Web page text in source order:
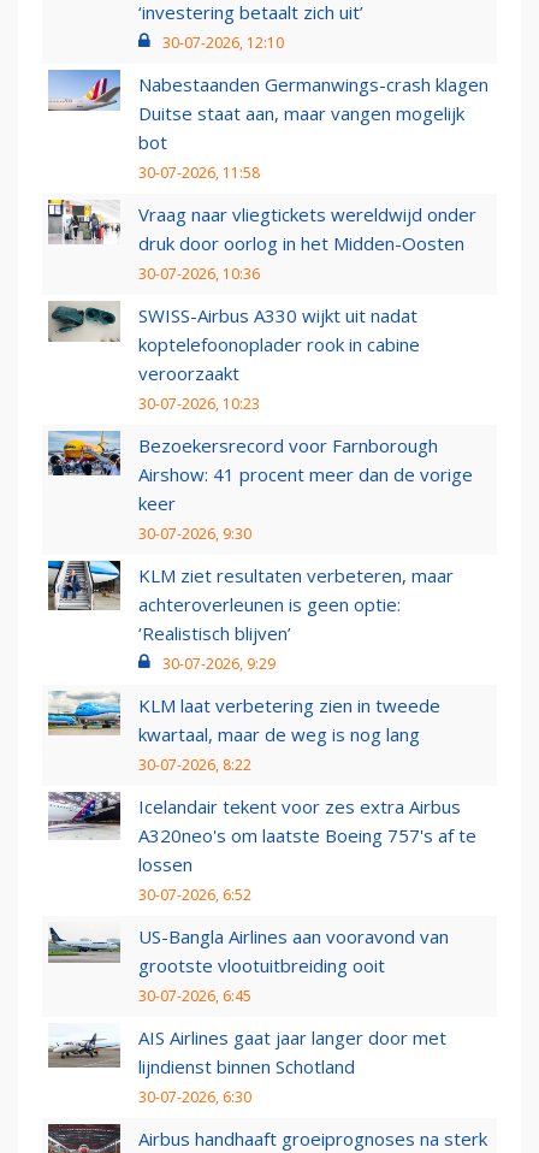
‘investering betaalt zich uit’
30-07-2026, 12:10
Nabestaanden Germanwings-crash klagen
Duitse staat aan, maar vangen mogelijk
bot
30-07-2026, 11:58
Vraag naar vliegtickets wereldwijd onder
druk door oorlog in het Midden-Oosten
30-07-2026, 10:36
SWISS-Airbus A330 wijkt uit nadat
koptelefoonoplader rook in cabine
veroorzaakt
30-07-2026, 10:23
Bezoekersrecord voor Farnborough
Airshow: 41 procent meer dan de vorige
keer
30-07-2026, 9:30
KLM ziet resultaten verbeteren, maar
achteroverleunen is geen optie:
‘Realistisch blijven’
30-07-2026, 9:29
KLM laat verbetering zien in tweede
kwartaal, maar de weg is nog lang
30-07-2026, 8:22
Icelandair tekent voor zes extra Airbus
A320neo's om laatste Boeing 757's af te
lossen
30-07-2026, 6:52
US-Bangla Airlines aan vooravond van
grootste vlootuitbreiding ooit
30-07-2026, 6:45
AIS Airlines gaat jaar langer door met
lijndienst binnen Schotland
30-07-2026, 6:30
Airbus handhaaft groeiprognoses na sterk